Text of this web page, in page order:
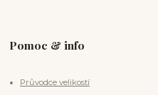
Pomoc & info
Průvodce velikostí